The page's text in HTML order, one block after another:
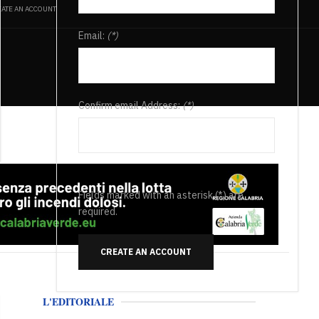
AN ACCOUNT
Email: (*)
Confirm email Address:(*)
Fields marked with an asterisk (*) are
required.
CREATE AN ACCOUNT
L'EDITORIALE